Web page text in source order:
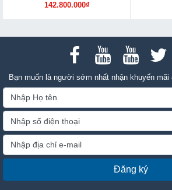
142.800.000₫
Bạn muốn là người sớm nhất nhận khuyến mãi
Đăng ký